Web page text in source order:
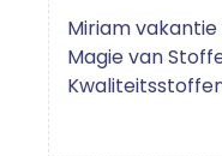
Miriam
Magie van